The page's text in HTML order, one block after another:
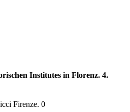
Institutes in Florenz. 4.
Firenze. 0